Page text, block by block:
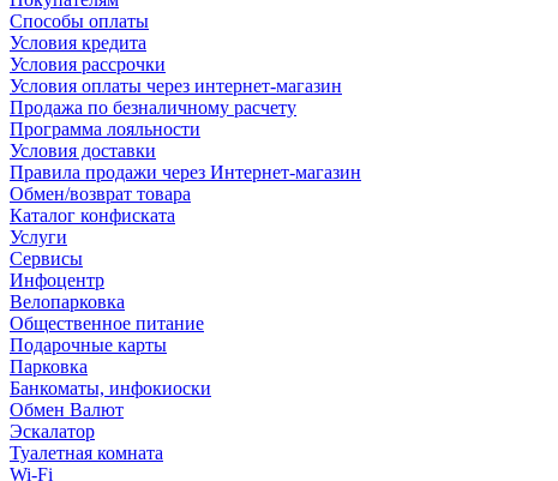
Способы оплаты
Условия кредита
Условия рассрочки
Условия оплаты через интернет-магазин
Продажа по безналичному расчету
Программа лояльности
Условия доставки
Правила продажи через Интернет-магазин
Обмен/возврат товара
Каталог конфиската
Услуги
Сервисы
Инфоцентр
Велопарковка
Общественное питание
Подарочные карты
Парковка
Банкоматы, инфокиоски
Обмен Валют
Эскалатор
Туалетная комната
Wi-Fi